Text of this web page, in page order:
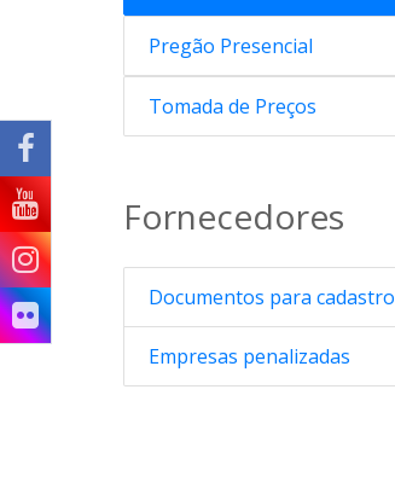
Pregão Presencial
Tomada de Preços
Fornecedores
Documentos para cadastro
Empresas penalizadas